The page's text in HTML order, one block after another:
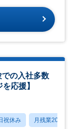
での入社多数
応援】
祝休み 月残業20時間